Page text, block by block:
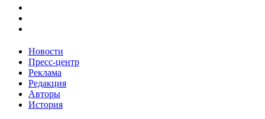
Новости
Пресс-центр
Реклама
Редакция
Авторы
История